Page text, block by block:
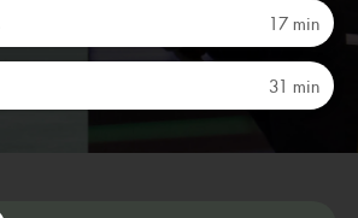
17 min
31 min